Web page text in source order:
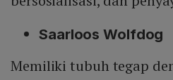
Saarloos Wolfdog
Memiliki tubuh tegap